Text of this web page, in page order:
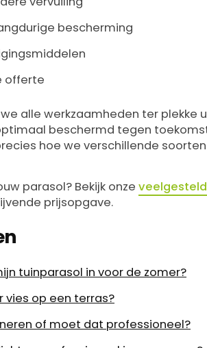
bescherming
offerte
alle werkzaamheden ter plekke
beschermd tegen
hoe we verschillende
parasol? Bekijk onze
prijsopgave.
tuinparasol in voor de zomer?
vies op een terras?
of moet dat professioneel?